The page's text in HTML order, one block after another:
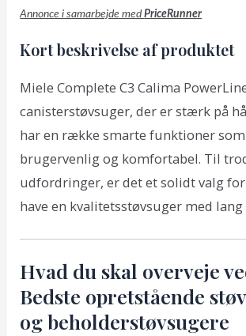
Annonce i samarbejde medPriceRunner
Kort beskrivelse af produktet
Miele Complete C3 Calima
canisterstøvsuger, der er stærk på
har en række smarte funktioner
brugervenlig og komfortabel. Til
udfordringer, er det et solidt valg
have en kvalitetsstøvsuger med lang
Hvad du skal overveje
Bedste opretstående
og beholderstøvsugere